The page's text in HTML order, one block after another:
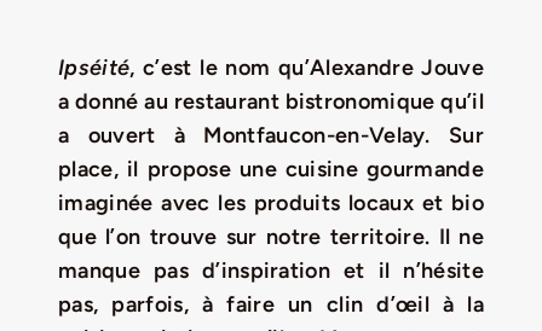
Nouveau Magazine EnVelay
Jeu concours – Gagnez votre bûche de Noël 2025
Ipséité, c’est le nom qu’Alexandre Jouve
a donné au restaurant bistronomique qu’il
a ouvert à Montfaucon-en-Velay. Sur
place, il propose une cuisine gourmande
imaginée avec les produits locaux et bio
que l’on trouve sur notre territoire. Il ne
manque pas d’inspiration et il n’hésite
pas, parfois, à faire un clin d’œil à la